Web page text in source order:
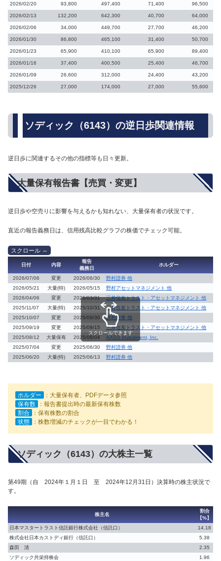
2026/02/20 93,800 497,400 71,400 96,500
2026/02/13 132,200 642,300 40,700 64,000
2026/02/06 34,000 449,700 27,700 46,200
2026/01/30 86,800 465,100 31,400 50,700
2026/01/23 65,900 410,100 65,900 89,400
2026/01/16 37,400 400,500 25,400 46,700
2026/01/09 26,600 312,000 24,400 43,200
2025/12/26 27,000 174,000 27,000 55,600
ソディック（6143）の逆日歩関連情報
逆日歩に関連するその他の指標等も日々更新。
大量保有報告書【売買・変更】
逆日歩や空売りに影響を与えるかも知れない、大量保有者の状況です。
直近の報告義務日は、信用残高比較グラフの株価でチェック可能。
日付 内容
報告
義務日
ホルダー
2026/07/06 変更 2026/06/30
野村證券 他
2026/05/21
大量(特) 2026/05/15
野村アセットマネジメント 他
2026/04/06
変更 2026/03/31
三井住友トラスト・アセットマネジメント 他
2025/11/07
大量(特) 2025/10/31
三井住友トラスト・アセットマネジメント 他
2025/10/07
変更 2025/09/30
野村證券 他
2025/09/19
変更 2025/09/15
三井住友トラスト・アセットマネジメント 他
2025/08/12
大量保有 2025/08/04
AAGS Investment, Inc.
2025/07/04
変更 2025/06/30
野村證券 他
2025/06/20
大量(特) 2025/06/13 野村證券 他
スクロールできます
ホルダー
：大量保有者、PDFデータ参照
保有数
：報告書提出時の最新保有株数
割合
：保有株数の割合
状態
：株数増減のチェックが一目でわかる！
ソディック（6143）の大株主一覧
第49期（自 2024年１月１日 至 2024年12月31日）決算時の株主状況で
す。
株主名
割合
【%】
日本マスタートラスト信託銀行株式会社（信託口）
14.18
株式会社日本カストディ銀行（信託口）
5.38
森田 清
2.35
ソディック共栄持株会
1.96